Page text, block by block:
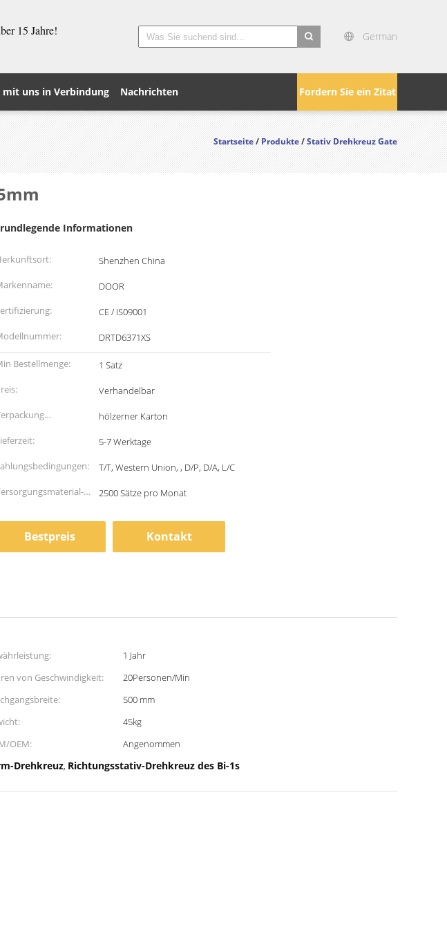
15 Jahre! German
Fordern Sie ein Zitat
mit uns in Verbindung Nachrichten
Startseite/Produkte/Stativ Drehkreuz Gate
Informationen
Shenzhen China
DOOR
CE / IS09001
DRTD6371XS
Bestellmenge:
1 Satz
Verhandelbar
hölzerner Karton
5-7 Werktage
T/T, Western Union, , D/P, D/A, L/C
2500 Sätze pro Monat
Bestpreis Kontakt
1 Jahr
von Geschwindigkeit:
20Personen/Min
500 mm
45kg
OEM:
Angenommen
Drehkreuz, Richtungsstativ-Drehkreuz des Bi-1s